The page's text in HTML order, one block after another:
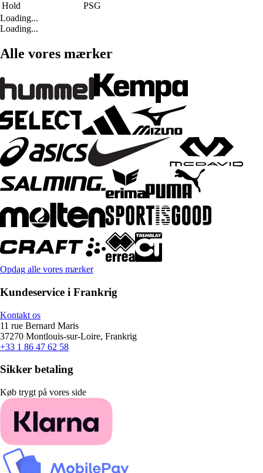
Hold
PSG
Loading...
Loading...
Alle vores mærker
Opdag alle vores mærker
Kundeservice i Frankrig
Kontakt os
11 rue Bernard Maris
37270 Montlouis-sur-Loire, Frankrig
+33 1 86 47 62 58
Sikker betaling
Køb trygt på vores side